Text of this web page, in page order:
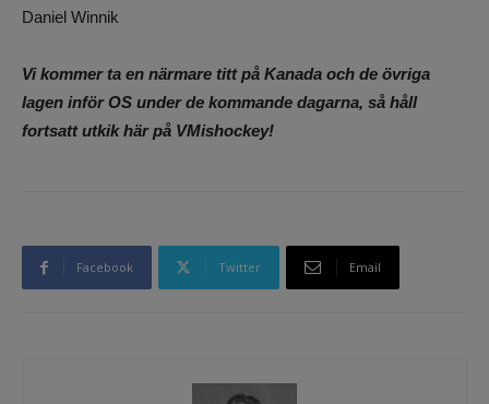
Daniel Winnik
Vi kommer ta en närmare titt på Kanada och de övriga
lagen inför OS under de kommande dagarna, så håll
fortsatt utkik här på VMishockey!
Facebook Twitter Email